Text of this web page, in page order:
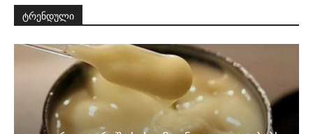
ტრენდული